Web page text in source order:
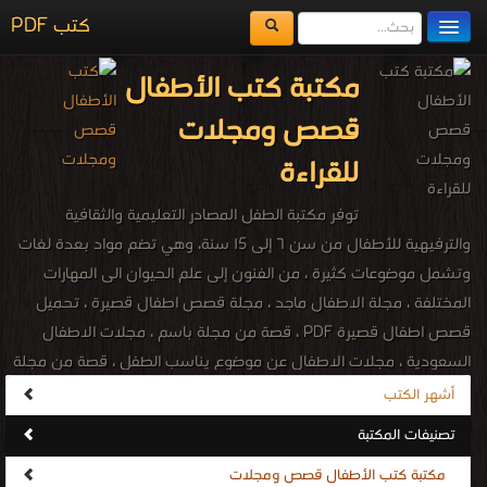
كتب PDF
مكتبة الكتب
المكتبات
يُقرأ حالياً
الفهرس
اضف كتاب
مكتبة كتب الأطفال
قصص ومجلات
للقراءة
توفر مكتبة الطفل المصادر التعليمية والثقافية
والترفيهية للأطفال من سن ٦ إلى ١5 سنة، وهي تضم مواد بعدة لغات
وتشمل موضوعات كثيرة ، من الفنون إلى علم الحيوان الى المهارات
المختلفة ، مجلة الاطفال ماجد ، مجلة قصص اطفال قصيرة ، تحميل
قصص اطفال قصيرة PDF ، قصة من مجلة باسم ، مجلات الاطفال
السعودية ، مجلات الاطفال عن موضوع يناسب الطفل ، قصة من مجلة
ماجد مع اسم الكاتب ، قصة قصيرة من مجلة ماجد للاطفال ، مجلة
قصص مصورة فرنسية ، قصص وحكايات للاطفال ممتعة ومسلية ،
سلسلة القصص الإسلامية والتربوية والتعليمية ، مواقع الطفل التربوية و
الثقافية و العلمية ، مجلة نسيم للاطفال ، مجلة إلكترونية خاصة بالطفل ،
أشهر الكتب
تصنيفات المكتبة
مكتبة كتب الأطفال قصص ومجلات